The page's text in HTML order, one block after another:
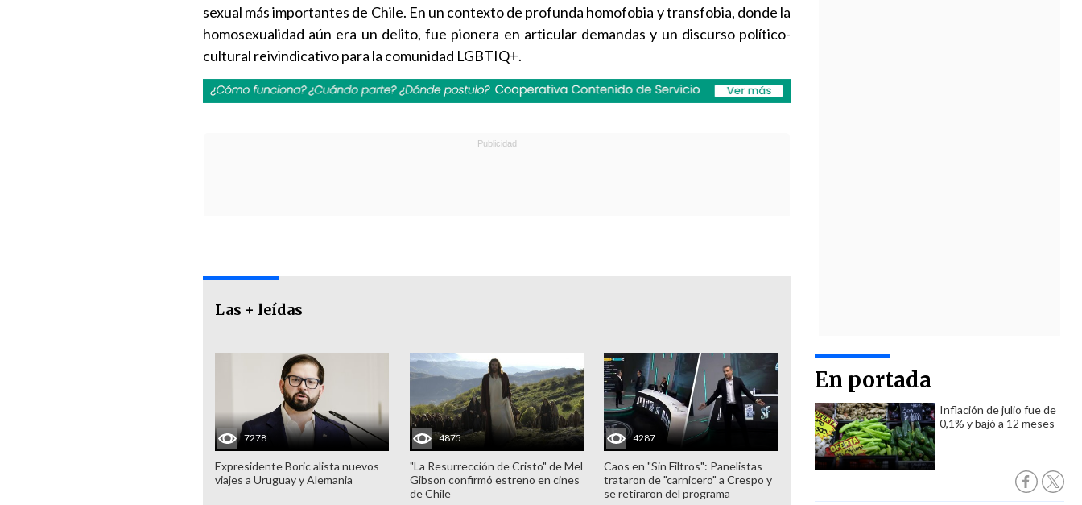
En portada
Inflación de julio fue de
0,1% y bajó a 12 meses
sexual más importantes de Chile. En un contexto de profunda homofobia y transfobia, donde la
homosexualidad aún era un delito, fue pionera en articular demandas y un discurso político-
cultural reivindicativo para la comunidad LGBTIQ+.
Las + leídas
7278
Expresidente Boric alista nuevos
viajes a Uruguay y Alemania
4875
"La Resurrección de Cristo" de Mel
Gibson confirmó estreno en cines
de Chile
4287
Caos en "Sin Filtros": Panelistas
trataron de "carnicero" a Crespo y
se retiraron del programa